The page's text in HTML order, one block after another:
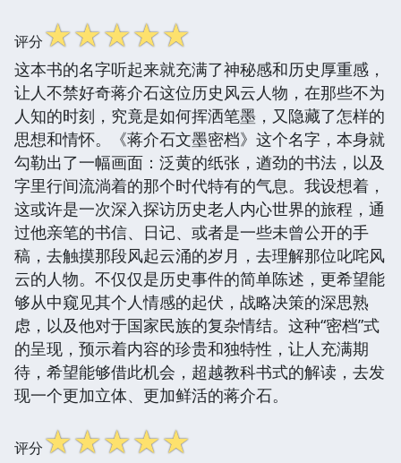
评分☆☆☆☆☆
这本书的名字听起来就充满了神秘感和历史厚重感，
让人不禁好奇蒋介石这位历史风云人物，在那些不为
人知的时刻，究竟是如何挥洒笔墨，又隐藏了怎样的
思想和情怀。《蒋介石文墨密档》这个名字，本身就
勾勒出了一幅画面：泛黄的纸张，遒劲的书法，以及
字里行间流淌着的那个时代特有的气息。我设想着，
这或许是一次深入探访历史老人内心世界的旅程，通
过他亲笔的书信、日记、或者是一些未曾公开的手
稿，去触摸那段风起云涌的岁月，去理解那位叱咤风
云的人物。不仅仅是历史事件的简单陈述，更希望能
够从中窥见其个人情感的起伏，战略决策的深思熟
虑，以及他对于国家民族的复杂情结。这种“密档”式
的呈现，预示着内容的珍贵和独特性，让人充满期
待，希望能够借此机会，超越教科书式的解读，去发
现一个更加立体、更加鲜活的蒋介石。
评分☆☆☆☆☆